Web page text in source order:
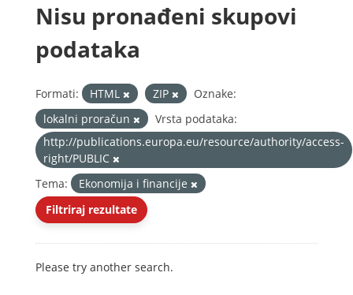
Nisu pronađeni skupovi
podataka
Formati: HTML ZIP
Oznake:
lokalni proračun
Vrsta podataka:
http://publications.europa.eu/resource/authority/access-
right/PUBLIC
Tema:
Ekonomija i financije
Filtriraj rezultate
Please try another search.